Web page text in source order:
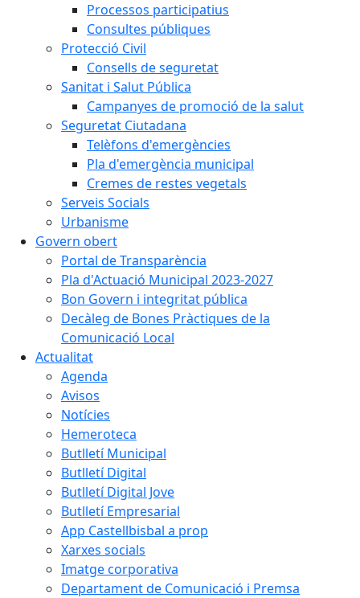
Processos participatius
Consultes públiques
Protecció Civil
Consells de seguretat
Sanitat i Salut Pública
Campanyes de promoció de la salut
Seguretat Ciutadana
Telèfons d'emergències
Pla d'emergència municipal
Cremes de restes vegetals
Serveis Socials
Urbanisme
Govern obert
Portal de Transparència
Pla d'Actuació Municipal 2023-2027
Bon Govern i integritat pública
Decàleg de Bones Pràctiques de la
Comunicació Local
Actualitat
Agenda
Avisos
Notícies
Hemeroteca
Butlletí Municipal
Butlletí Digital
Butlletí Digital Jove
Butlletí Empresarial
App Castellbisbal a prop
Xarxes socials
Imatge corporativa
Departament de Comunicació i Premsa